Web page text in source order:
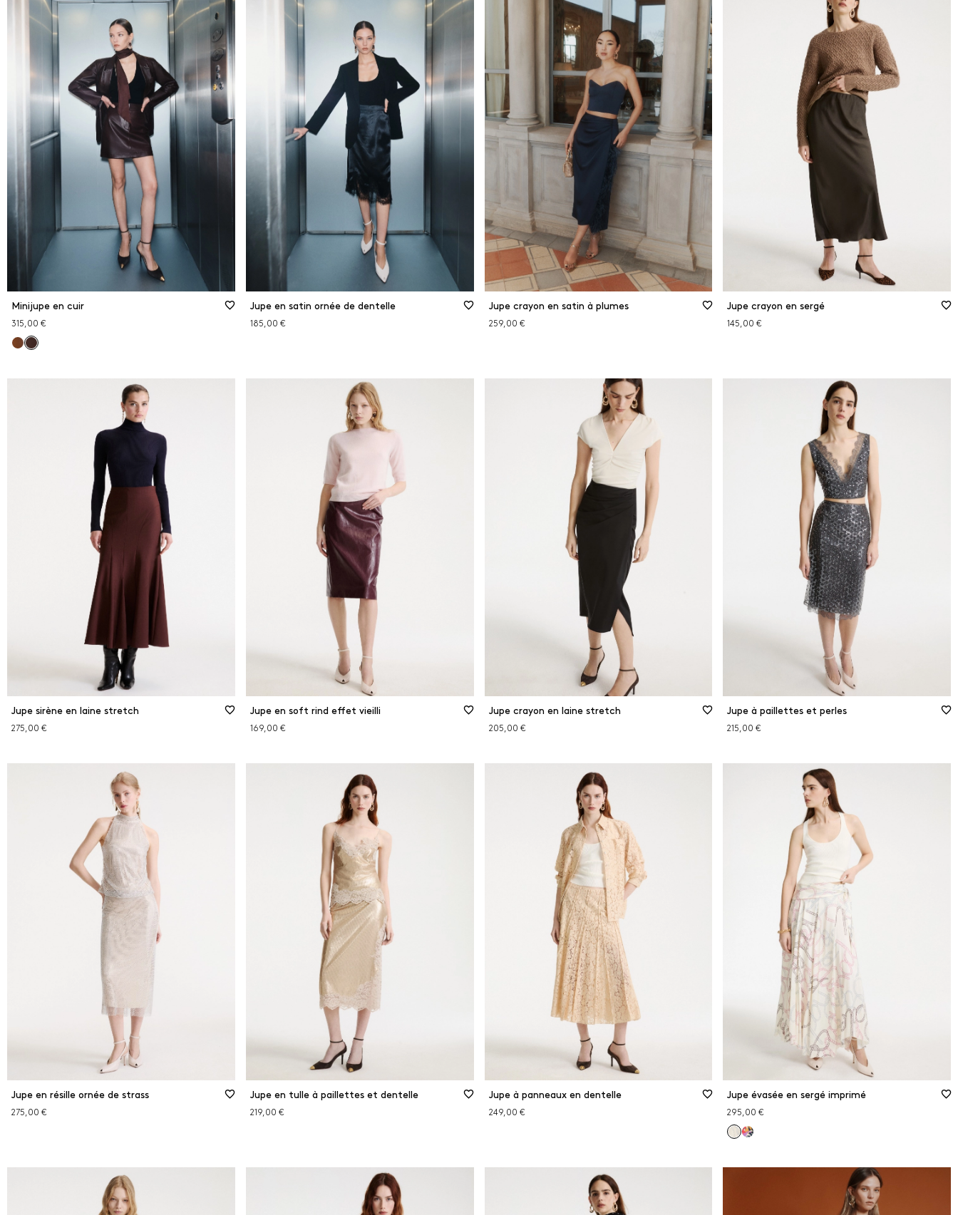
Depuis 0€
À320€
New Arrivals
Blanc et beige
Bleu
Gris et argent
Imprimés et motifs
Noir
Rose
Rouge
Autre
Laine
Matières recyclées
respectueuses des
Long
Longueur genou
Moyens
Short
ÉLIMINER LES FILTRES FILTRER
FERMER LES FILTRES
Minijupe en cuir
315,00 €
Jupe en satin ornée de dentelle
185,00 €
Jupe crayon en satin à plumes
259,00 €
Jupe crayon en sergé
145,00 €
Jupe sirène en laine stretch
275,00 €
Jupe en soft rind effet vieilli
169,00 €
Jupe crayon en laine stretch
205,00 €
Jupe à paillettes et perles
215,00 €
Jupe en résille ornée de strass
275,00 €
Jupe en tulle à paillettes et dentelle
219,00 €
Jupe à panneaux en dentelle
249,00 €
Jupe évasée en sergé imprimé
295,00 €